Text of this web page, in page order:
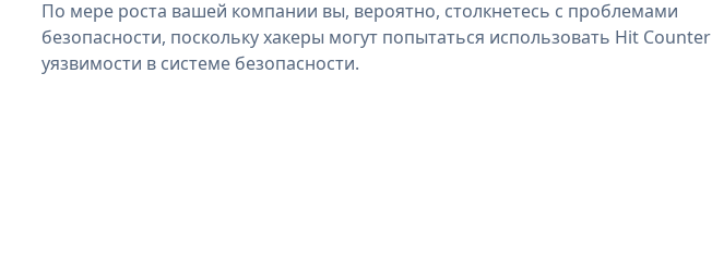
По мере роста вашей компании вы, вероятно, столкнетесь с проблемами
безопасности, поскольку хакеры могут попытаться использовать Hit Counter
уязвимости в системе безопасности.